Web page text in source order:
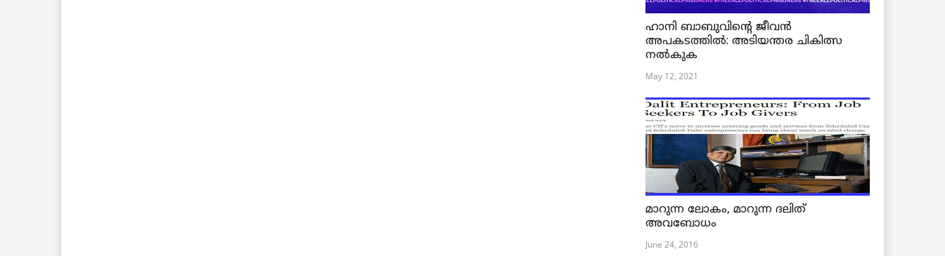
ഹാനി ബാബുവിന്റെ ജീവൻ
അപകടത്തിൽ: അടിയന്തര ചികിത്സ
നൽകുക
May 12, 2021
മാറുന്ന ലോകം, മാറുന്ന ദലിത്
അവബോധം
June 24, 2016